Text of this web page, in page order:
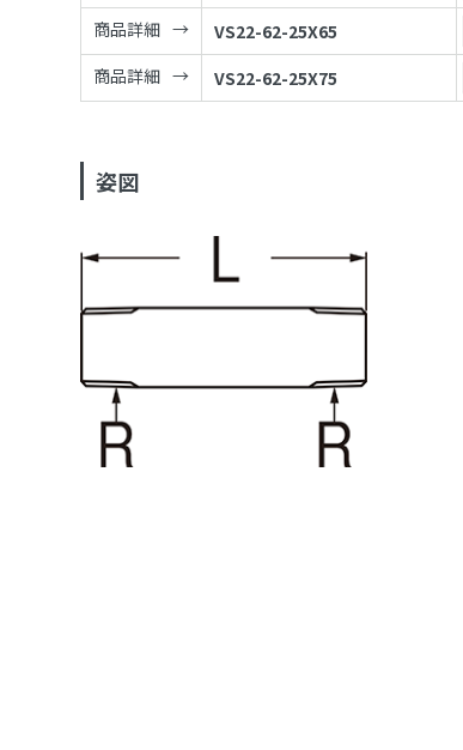
商品詳細
VS22-62-25X65
商品詳細
VS22-62-25X75
姿図